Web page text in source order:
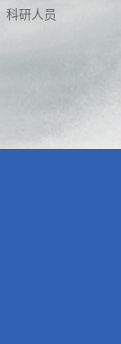
科研人员